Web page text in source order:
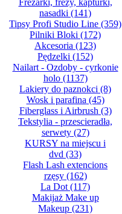
Frezarki, frezy, kapturki,
nasadki (141)
Tipsy Profi Studio Line (359)
Pilniki Bloki (172)
Akcesoria (123)
Pędzelki (152)
Nailart - Ozdoby - cyrkonie
holo(1137)
Lakiery do paznokci (8)
Wosk i parafina (45)
Fiberglass i Airbrush (3)
Tekstylia - przescieradła,
serwety(27)
KURSY na miejscu i
dvd (33)
Flash Lash extencions
rzęsy(162)
La Dot (117)
Makijaż Make up
Makeup (231)